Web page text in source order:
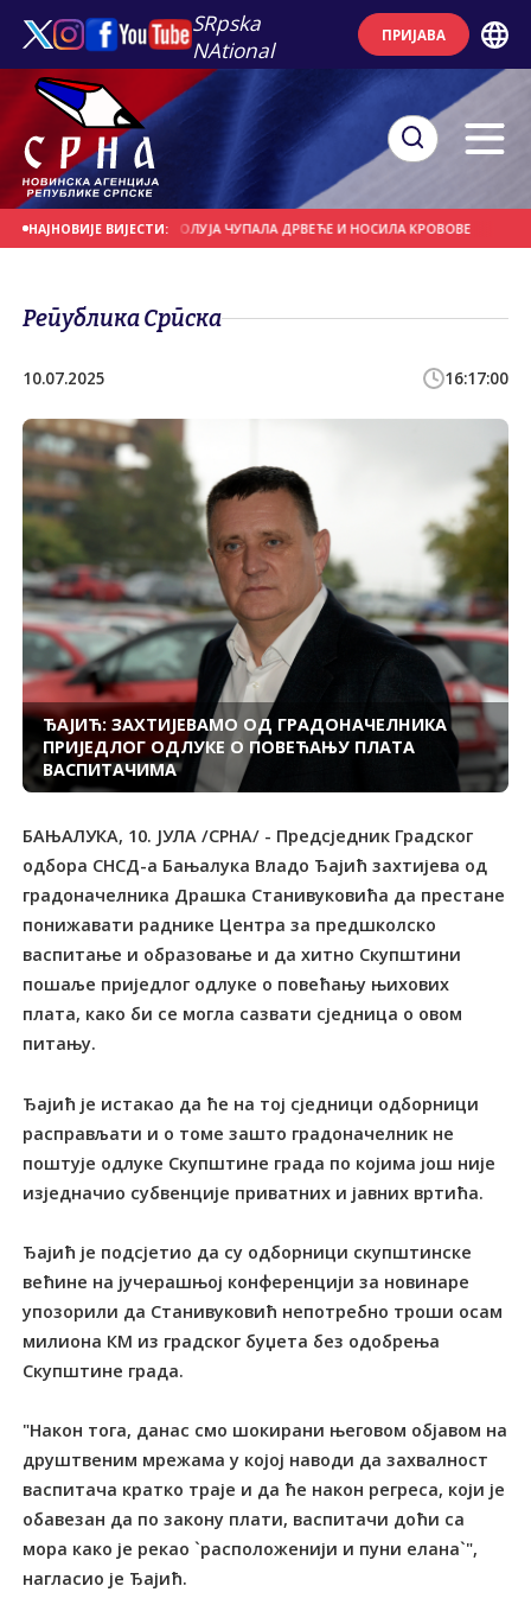
SRpska
NAtional
ПРИЈАВА
НАЈНОВИЈЕ ВИЈЕСТИ:
ДАНАШЊИ ДАН ОЛУЈА ЧУПАЛА ДРВЕЋЕ И НОСИЛА КРОВОВЕ ЈАКИ
Република Српска
10.07.2025 16:17:00
ЂАЈИЋ: ЗАХТИЈЕВАМО ОД ГРАДОНАЧЕЛНИКА
ПРИЈЕДЛОГ ОДЛУКЕ О ПОВЕЋАЊУ ПЛАТА
ВАСПИТАЧИМА
БАЊАЛУКА, 10. ЈУЛА /СРНА/ - Предсједник Градског
одбора СНСД-а Бањалука Владо Ђајић захтијева од
градоначелника Драшка Станивуковића да престане
понижавати раднике Центра за предшколско
васпитање и образовање и да хитно Скупштини
пошаље приједлог одлуке о повећању њихових
плата, како би се могла сазвати сједница о овом
питању.
Ђајић је истакао да ће на тој сједници одборници
расправљати и о томе зашто градоначелник не
поштује одлуке Скупштине града по којима још није
изједначио субвенције приватних и јавних вртића.
Ђајић је подсјетио да су одборници скупштинске
већине на јучерашњој конференцији за новинаре
упозорили да Станивуковић непотребно троши осам
милиона КМ из градског буџета без одобрења
Скупштине града.
"Након тога, данас смо шокирани његовом објавом на
друштвеним мрежама у којој наводи да захвалност
васпитача кратко траје и да ће након регреса, који је
обавезан да по закону плати, васпитачи доћи са
мора како је рекао `расположенији и пуни елана`",
нагласио је Ђајић.